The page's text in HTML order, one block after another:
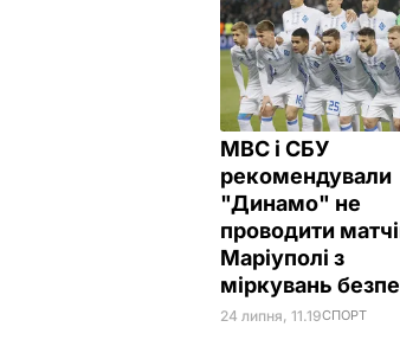
МВС і СБУ
рекомендували
"Динамо" не
проводити
Маріуполі з
міркувань
24 липня, 11.19СПОРТ